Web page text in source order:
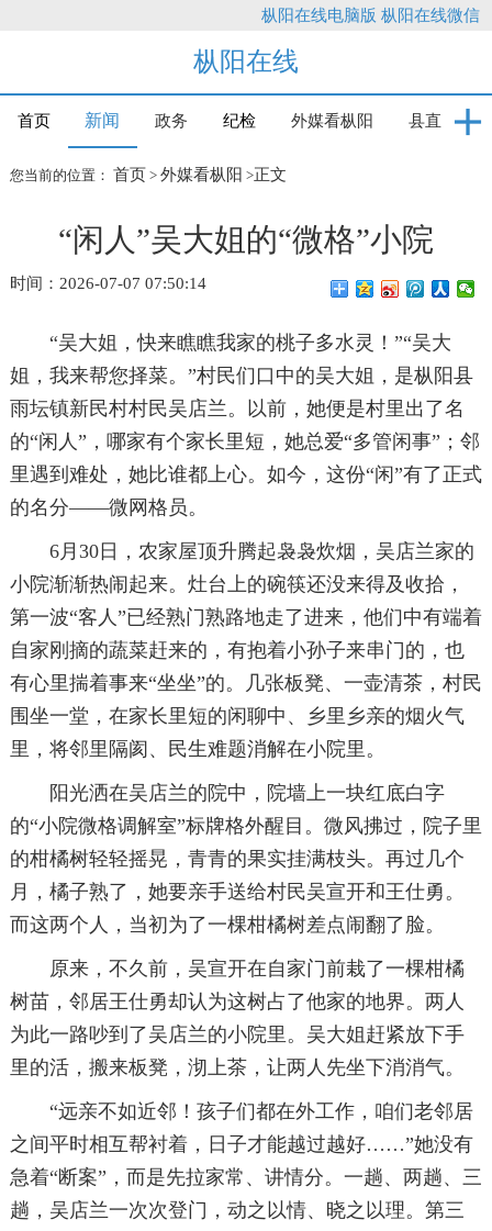
枞阳在线电脑版 枞阳在线微信
枞阳在线
首页 新闻 政务 纪检 外媒看枞阳 县直
您当前的位置： 首页 > 外媒看枞阳 >正文
“闲人”吴大姐的“微格”小院
时间：2026-07-07 07:50:14
“吴大姐，快来瞧瞧我家的桃子多水灵！”“吴大
姐，我来帮您择菜。”村民们口中的吴大姐，是枞阳县
雨坛镇新民村村民吴店兰。以前，她便是村里出了名
的“闲人”，哪家有个家长里短，她总爱“多管闲事”；邻
里遇到难处，她比谁都上心。如今，这份“闲”有了正式
的名分——微网格员。
6月30日，农家屋顶升腾起袅袅炊烟，吴店兰家的
小院渐渐热闹起来。灶台上的碗筷还没来得及收拾，
第一波“客人”已经熟门熟路地走了进来，他们中有端着
自家刚摘的蔬菜赶来的，有抱着小孙子来串门的，也
有心里揣着事来“坐坐”的。几张板凳、一壶清茶，村民
围坐一堂，在家长里短的闲聊中、乡里乡亲的烟火气
里，将邻里隔阂、民生难题消解在小院里。
阳光洒在吴店兰的院中，院墙上一块红底白字
的“小院微格调解室”标牌格外醒目。微风拂过，院子里
的柑橘树轻轻摇晃，青青的果实挂满枝头。再过几个
月，橘子熟了，她要亲手送给村民吴宣开和王仕勇。
而这两个人，当初为了一棵柑橘树差点闹翻了脸。
原来，不久前，吴宣开在自家门前栽了一棵柑橘
树苗，邻居王仕勇却认为这树占了他家的地界。两人
为此一路吵到了吴店兰的小院里。吴大姐赶紧放下手
里的活，搬来板凳，沏上茶，让两人先坐下消消气。
“远亲不如近邻！孩子们都在外工作，咱们老邻居
之间平时相互帮衬着，日子才能越过越好……”她没有
急着“断案”，而是先拉家常、讲情分。一趟、两趟、三
趟，吴店兰一次次登门，动之以情、晓之以理。第三